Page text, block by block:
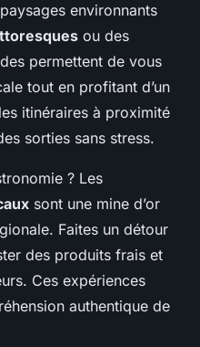
environnants
ou des
permettent de vous
tout en profitant d’un
itinéraires à proximité
sorties sans stress.
? Les
sont une mine d’or
Faites un détour
des produits frais et
Ces expériences
authentique de